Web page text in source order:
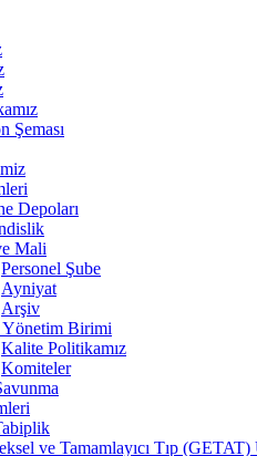
Şeması
Depoları
Mali
Personel Şube
Ayniyat
Arşiv
Birimi
Kalite Politikamız
Komiteler
ve Tamamlayıcı Tıp